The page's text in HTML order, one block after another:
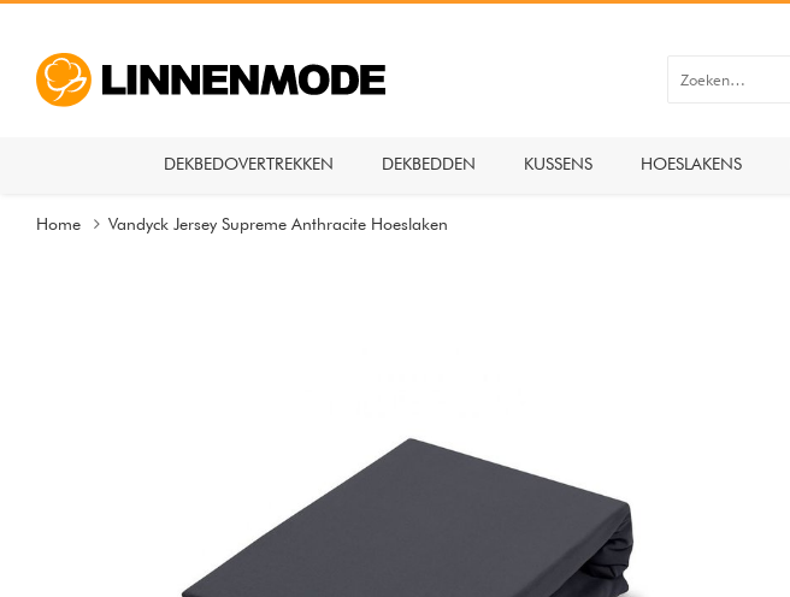
DEKBEDOVERTREKKEN DEKBEDDEN KUSSENS HOESLAKENS
Home Vandyck Jersey Supreme Anthracite Hoeslaken